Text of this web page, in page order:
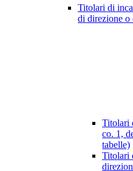
Titolari di
di direzione o
Titolari
co. 1,
tabelle)
Titolari